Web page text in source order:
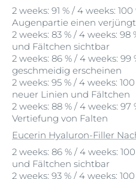
2 weeks: 91 % / 4 weeks:
Augenpartie einen
2 weeks: 83 % / 4 weeks:
und Fältchen sichtbar
2 weeks: 86 % / 4 weeks:
geschmeidig erscheinen
2 weeks: 95 % / 4 weeks:
neuer Linien und Fältchen
2 weeks: 88 % / 4 weeks:
Vertiefung von Falten
Eucerin Hyaluron-Filler
2 weeks: 86 % / 4 weeks:
und Fältchen sichtbar
2 weeks: 93 % / 4 weeks: